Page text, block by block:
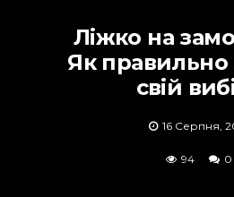
Ліжко на
Як правильно
свій
16 Серпня,
94 0